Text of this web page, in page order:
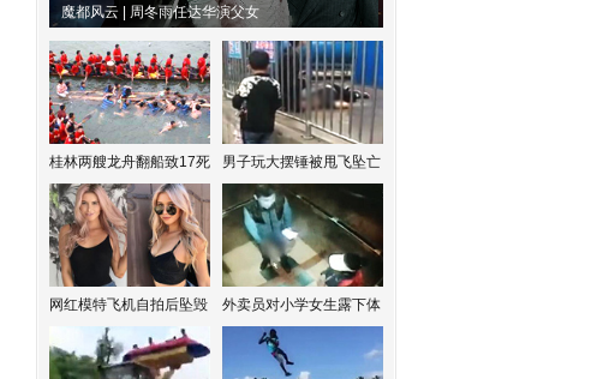
魔都风云 | 周冬雨任达华演父女
桂林两艘龙舟翻船致17死 男子玩大摆锤被甩飞坠亡
网红模特飞机自拍后坠毁 外卖员对小学女生露下体